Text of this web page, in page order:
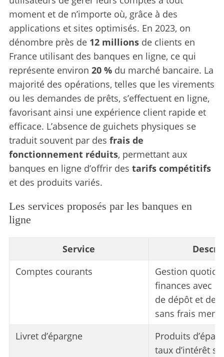
moment et de n’importe où, grâce à des
applications et sites optimisés. En 2023, on
dénombre près de 12 millionsde clients en
France utilisant des banques en ligne, ce qui
représente environ 20 %du marché bancaire. La
majorité des opérations, telles que les virements
ou les demandes de prêts, s’effectuent en ligne,
favorisant ainsi une expérience client rapide et
efficace. L’absence de guichets physiques se
traduit souvent par des frais de
fonctionnement réduits, permettant aux
banques en ligne d’offrir des tarifs compétitifs
et des produits variés.
Les services proposés par les banques en
ligne
Service
Comptes courants
Gestion
finances avec
de dépôt et de
sans frais
Livret d’épargne
Produits
taux d’intérêt